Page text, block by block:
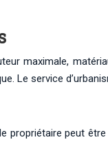
maximale,
Le service
peut